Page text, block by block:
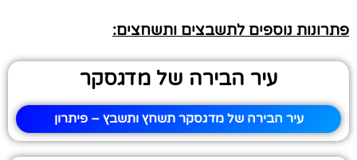
פתרונות נוספים לתשבצים ותשחצים:
עיר הבירה של מדגסקר
עיר הבירה של מדגסקר תשחץ ותשבץ – פיתרון